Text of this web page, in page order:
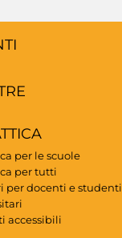
per le scuole
per tutti
per docenti e studenti
accessibili